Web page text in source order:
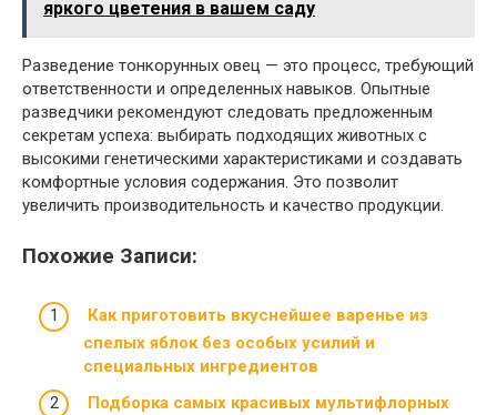
яркого цветения в вашем саду
Разведение тонкорунных овец — это процесс, требующий
ответственности и определенных навыков. Опытные
разведчики рекомендуют следовать предложенным
секретам успеха: выбирать подходящих животных с
высокими генетическими характеристиками и создавать
комфортные условия содержания. Это позволит
увеличить производительность и качество продукции.
Похожие Записи:
Как приготовить вкуснейшее варенье из
спелых яблок без особых усилий и
специальных ингредиентов
Подборка самых красивых мультифлорных